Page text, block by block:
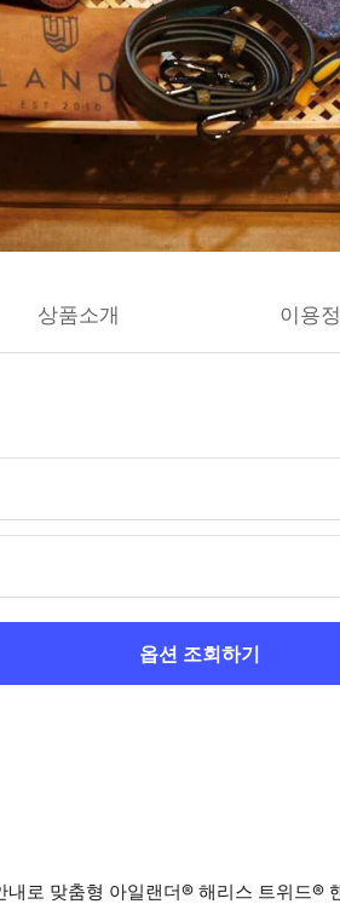
상품소개 이용
옵션 조회하기
로 맞춤형 아일랜더® 해리스 트위드®